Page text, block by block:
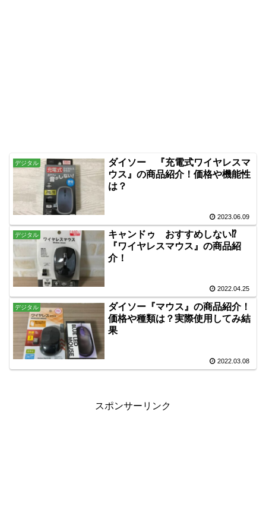
デジタル
ダイソー 『充電式ワイヤレスマ
ウス』の商品紹介！価格や機能性
は？
2023.06.09
デジタル
キャンドゥ おすすめしない⁉
『ワイヤレスマウス』の商品紹
介！
2022.04.25
デジタル
ダイソー『マウス』の商品紹介！
価格や種類は？実際使用してみ結
果
2022.03.08
スポンサーリンク